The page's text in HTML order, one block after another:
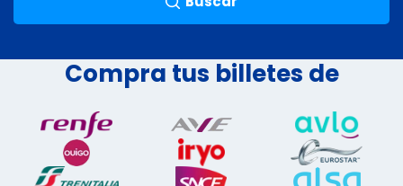
Compra tus billetes de